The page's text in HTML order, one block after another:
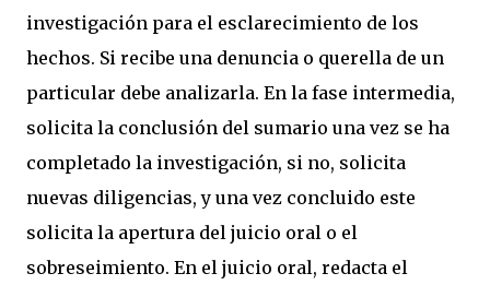
investigación para el esclarecimiento de los
hechos. Si recibe una denuncia o querella de un
particular debe analizarla. En la fase intermedia,
solicita la conclusión del sumario una vez se ha
completado la investigación, si no, solicita
nuevas diligencias, y una vez concluido este
solicita la apertura del juicio oral o el
sobreseimiento. En el juicio oral, redacta el